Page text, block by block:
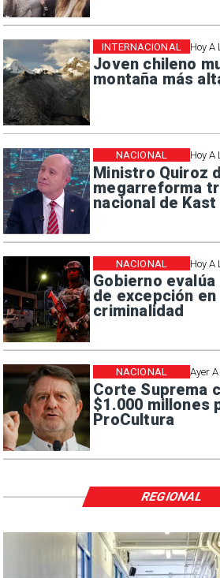
Hoy A
Joven chileno
montaña más
INTERNACIONAL
Hoy A
Ministro Quiroz
megarreforma
nacional de Kast
NACIONAL
Hoy A
Gobierno
de excepción
criminalidad
NACIONAL
Ayer
Corte Suprema
$1.000 millones
ProCultura
NACIONAL
REGIONAL